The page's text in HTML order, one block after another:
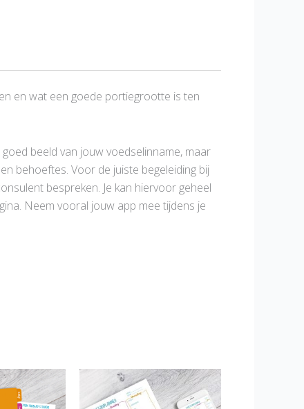
en wat een goede portiegrootte is ten
beeld van jouw voedselinname, maar
behoeftes. Voor de juiste begeleiding bij
bespreken. Je kan hiervoor geheel
Neem vooral jouw app mee tijdens je